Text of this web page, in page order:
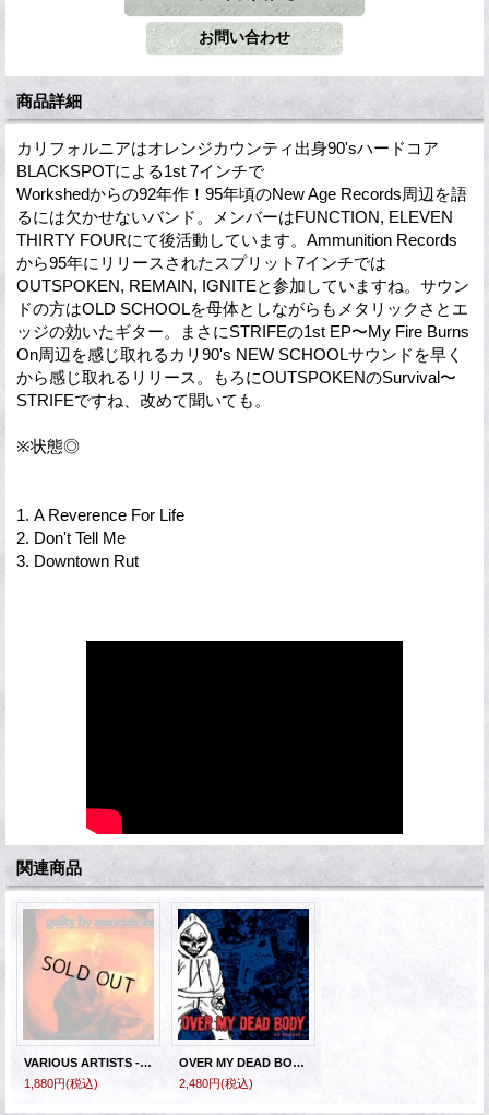
商品詳細
カリフォルニアはオレンジカウンティ出身90'sハードコア
BLACKSPOTによる1st 7インチで
Workshedからの92年作！95年頃のNew Age Records周辺を語
るには欠かせないバンド。メンバーはFUNCTION, ELEVEN
THIRTY FOURにて後活動しています。Ammunition Records
から95年にリリースされたスプリット7インチでは
OUTSPOKEN, REMAIN, IGNITEと参加していますね。サウン
ドの方はOLD SCHOOLを母体としながらもメタリックさとエ
ッジの効いたギター。まさにSTRIFEの1st EP〜My Fire Burns
On周辺を感じ取れるカリ90's NEW SCHOOLサウンドを早く
から感じ取れるリリース。もろにOUTSPOKENのSurvival〜
STRIFEですね、改めて聞いても。
※状態◎
1. A Reverence For Life
2. Don't Tell Me
3. Downtown Rut
関連商品
VARIOUS ARTISTS - Guilty By Association [CD]
1,880円(税込)
OVER MY DEAD BODY - No Runners [CD]
2,480円(税込)